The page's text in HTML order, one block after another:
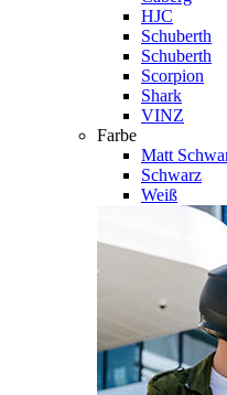
HJC
Schuberth
Schuberth
Scorpion
Shark
VINZ
Farbe
Matt
Schwarz
Weiß